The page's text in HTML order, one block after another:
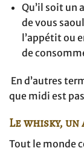
Qu’il soit un
de vous
l’appétit ou
de
En d’autres
que midi est
Le whisky,
Tout le monde